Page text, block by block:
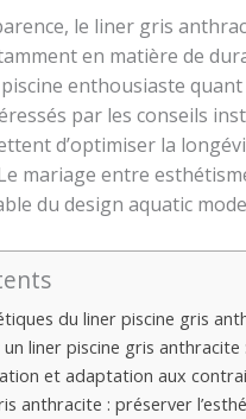
le liner gris
en matière de
enthousiaste
par les conseils
d’optimiser la
mariage entre
du design aquatic
du liner piscine gris
liner piscine gris
et adaptation aux
anthracite : préserver